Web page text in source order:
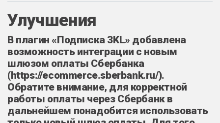
Улучшения
В плагин «Подписка 3KL» добавлена
возможность интеграции с новым
шлюзом оплаты Сбербанка
(https://ecommerce.sberbank.ru/).
Обратите внимание, для корректной
работы оплаты через Сбербанк в
дальнейшем понадобится использовать